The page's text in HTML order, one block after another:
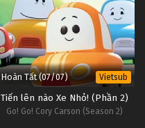
Hoàn Tất (07/07) Vietsub
Tiến lên nào Xe Nhỏ! (Phần 2)
Go! Go! Cory Carson (Season 2)